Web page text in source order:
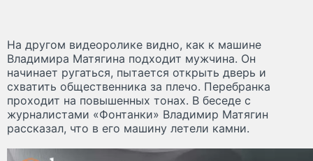
На другом видеоролике видно, как к машине
Владимира Матягина подходит мужчина. Он
начинает ругаться, пытается открыть дверь и
схватить общественника за плечо. Перебранка
проходит на повышенных тонах. В беседе с
журналистами «Фонтанки» Владимир Матягин
рассказал, что в его машину летели камни.